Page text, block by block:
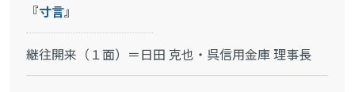
『寸言』
継往開来（１面）＝日田 克也・呉信用金庫 理事長